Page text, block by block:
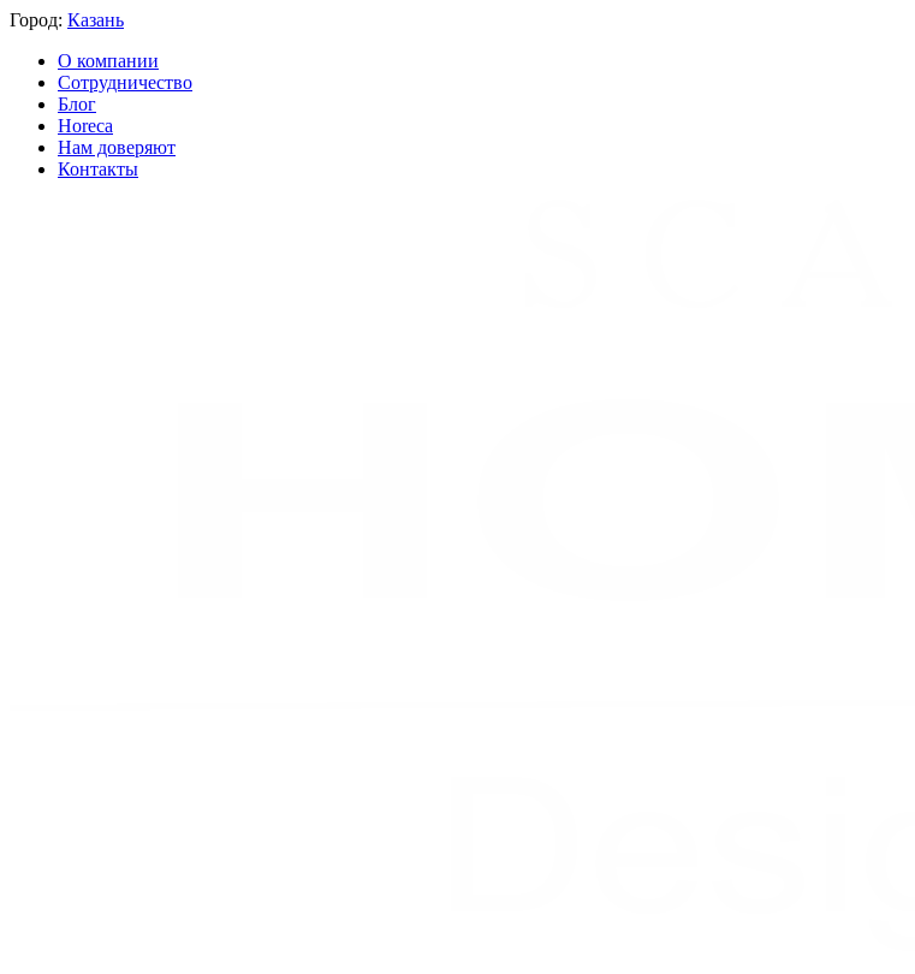
Город: Казань
О компании
Сотрудничество
Блог
Horeca
Нам доверяют
Контакты